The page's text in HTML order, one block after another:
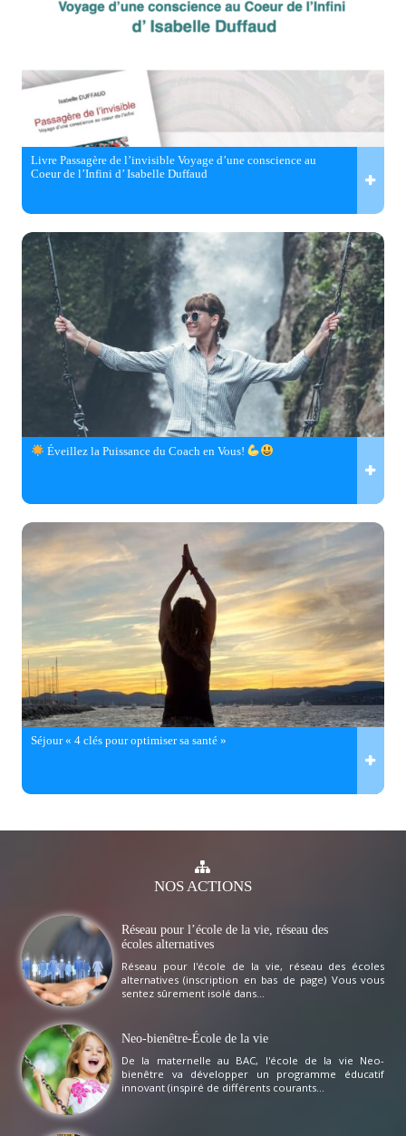
Livre Passagère de l’invisible Voyage d’une conscience au
Coeur de l’Infini d’ Isabelle Duffaud
Éveillez la Puissance du Coach en Vous!
Séjour « 4 clés pour optimiser sa santé »
NOSACTIONS
Réseau pour l’école de la vie, réseau des
écoles alternatives
Réseau pour l'école de la vie, réseau des écoles
alternatives (inscription en bas de page) Vous vous
sentez sûrement isolé dans...
Neo-bienêtre-École de la vie
De la maternelle au BAC, l'école de la vie Neo-
bienêtre va développer un programme éducatif
innovant (inspiré de différents courants...